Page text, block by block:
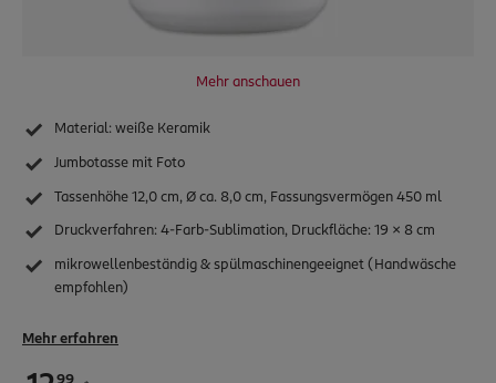
Nachhaltigkeit
babywelt
App & Software
Vertrag widerrufen
Mehr anschauen
Material: weiße Keramik
Jumbotasse mit Foto
Tassenhöhe 12,0 cm, Ø ca. 8,0 cm, Fassungsvermögen 450 ml
Druckverfahren: 4-Farb-Sublimation, Druckfläche: 19 x 8 cm
mikrowellenbeständig & spülmaschinengeeignet (Handwäsche
empfohlen)
Mehr erfahren
99